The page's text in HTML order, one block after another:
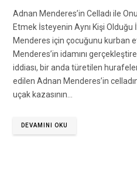
Adnan Menderes’in Celladı ile
Etmek İsteyenin Aynı Kişi Olduğu
Menderes için çocuğunu kurban
Menderes’in idamını
iddiası, bir anda türetilen
edilen Adnan Menderes’in
uçak kazasının…
DEVAMINI OKU